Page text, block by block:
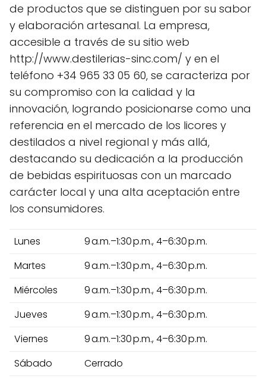
de productos que se distinguen por su sabor
y elaboración artesanal. La empresa,
accesible a través de su sitio web
http://www.destilerias-sinc.com/ y en el
teléfono +34 965 33 05 60, se caracteriza por
su compromiso con la calidad y la
innovación, logrando posicionarse como una
referencia en el mercado de los licores y
destilados a nivel regional y más allá,
destacando su dedicación a la producción
de bebidas espirituosas con un marcado
carácter local y una alta aceptación entre
los consumidores.
Lunes
9 a.m.–1:30 p.m., 4–6:30 p.m.
Martes
9 a.m.–1:30 p.m., 4–6:30 p.m.
Miércoles
9 a.m.–1:30 p.m., 4–6:30 p.m.
Jueves
9 a.m.–1:30 p.m., 4–6:30 p.m.
Viernes
9 a.m.–1:30 p.m., 4–6:30 p.m.
Sábado
Cerrado